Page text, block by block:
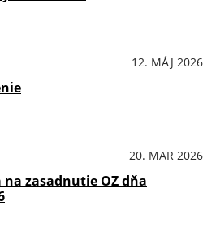
12. MÁJ 2026
20. MAR 2026
na zasadnutie OZ dňa